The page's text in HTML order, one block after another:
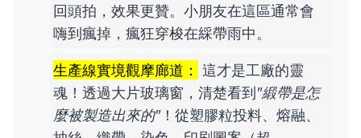
回頭拍，效果更贊。小朋友在這區通常會
嗨到瘋掉，瘋狂穿梭在綵帶雨中。
生產線實境觀摩廊道： 這才是工廠的靈
魂！透過大片玻璃窗，清楚看到"緞帶是怎
麼被製造出來的"！從塑膠粒投料、熔融、